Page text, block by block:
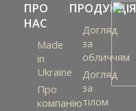
ПРО
НАС
Made
in
Ukraine
Про
компанію
ПРОДУКЦІЯ
Догляд
за
обличчям
Догляд
за
тілом